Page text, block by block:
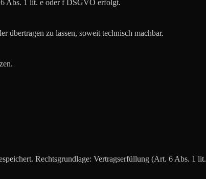
Abs. 1 lit. e oder f DSGVO erfolgt.
übertragen zu lassen, soweit technisch machbar.
Rechtsgrundlage: Vertragserfüllung (Art. 6 Abs. 1 lit.